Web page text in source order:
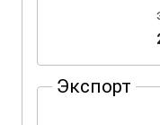
Экспорт